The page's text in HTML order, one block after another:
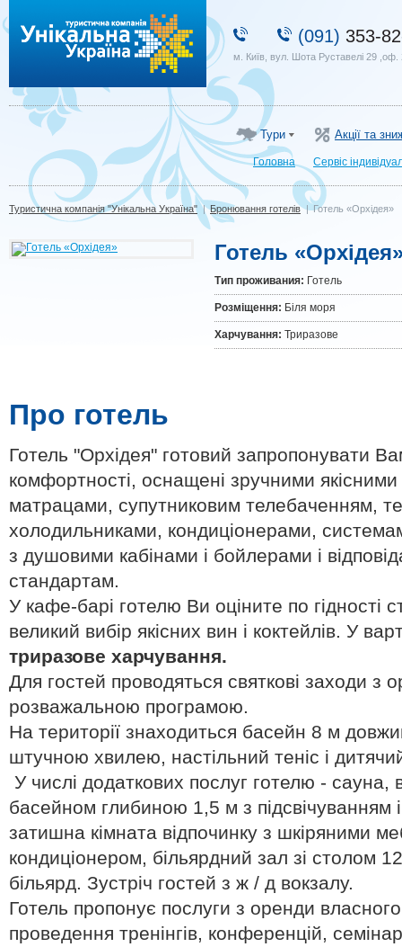
(091) 353-
м. Київ, вул. Шота Руставелі 29
Тури Акції та
Головна Сервіс
Туристична компанія "Унікальна Україна" | Бронювання готелів | Готель «Орхідея»
Готель
Тип проживания: Готель
Розміщення: Біля моря
Харчування: Триразове
Про готель
Готель "Орхідея" готовий запропонувати
комфортності, оснащені зручними
матрацами, супутниковим телебаченням,
холодильниками, кондиціонерами,
з душовими кабінами і бойлерами і
стандартам.
У кафе-барі готелю Ви оціните по гідності
великий вибір якісних вин і коктейлів. У
триразове харчування.
Для гостей проводяться святкові заходи з
розважальною програмою.
На території знаходиться басейн 8 м
штучною хвилею, настільний теніс і
У числі додаткових послуг готелю - сауна,
басейном глибиною 1,5 м з підсвічуванням
затишна кімната відпочинку з шкіряними
кондиціонером, більярдний зал зі столом
більярд. Зустріч гостей з ж / д вокзалу.
Готель пропонує послуги з оренди
проведення тренінгів, конференцій,